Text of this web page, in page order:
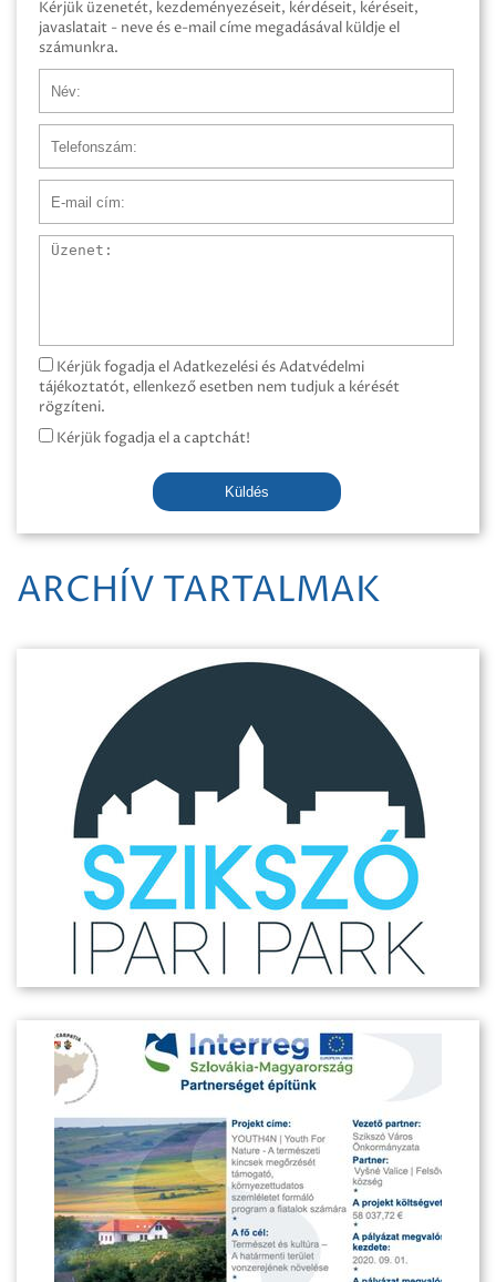
Kérjük üzenetét, kezdeményezéseit, kérdéseit, kéréseit,
javaslatait - neve és e-mail címe megadásával küldje el
számunkra.
Üzenet
Kérjük fogadja el Adatkezelési és Adatvédelmi
tájékoztatót, ellenkező esetben nem tudjuk a kérését
rögzíteni.
Kérjük fogadja el a captchát!
Küldés
ARCHÍV TARTALMAK